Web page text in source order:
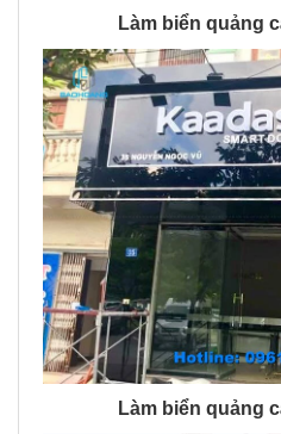
Làm biển quảng
Làm biển quảng